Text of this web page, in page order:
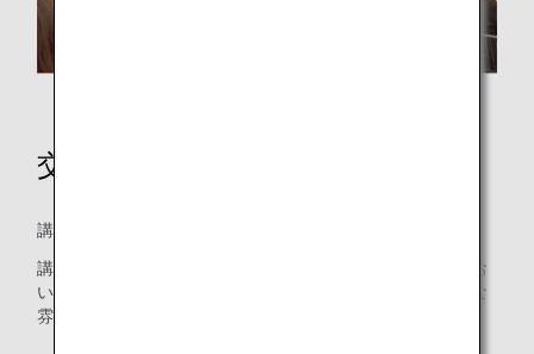
交流会
講演後は志麻さんを囲んで交流会を実施しました。
講演内容についてはもちろん、家庭で抱える悩みや職場にお
いて課題認識している食に関する問題等について、和やかな
雰囲気の中ざっくばらんに意見交流をしました。